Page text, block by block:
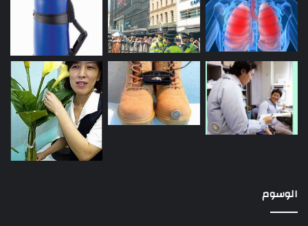
الوسوم